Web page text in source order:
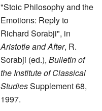
"Stoic Philosophy and the
Emotions: Reply to
Richard Sorabji", in
Aristotle and After, R.
Sorabji (ed.), Bulletin of
the Institute of Classical
StudiesSupplement 68,
1997.